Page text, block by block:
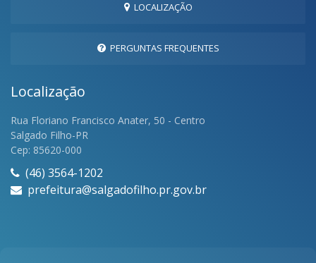
LOCALIZAÇÃO
PERGUNTAS FREQUENTES
Localização
Rua Floriano Francisco Anater, 50 - Centro
Salgado Filho-PR
Cep: 85620-000
(46) 3564-1202
prefeitura@salgadofilho.pr.gov.br